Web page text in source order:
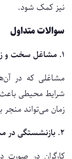
نیز کمک شود.
سوالات متداول
۱. مشاغل سخت و زیان‌آور دقیقاً چه مشاغلی هستند؟
مشاغلی که در
شرایط محیطی
زمان می‌تواند
۲. بازنشستگی در مشاغل سخت چگونه انجام می‌شود؟